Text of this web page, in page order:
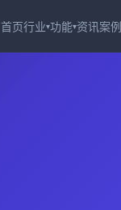
首页行业▾功能▾资讯案例